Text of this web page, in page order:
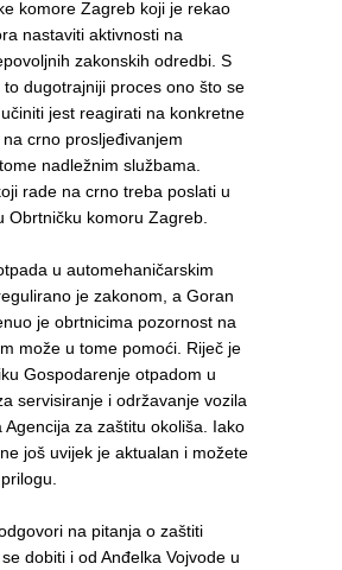
komore Zagreb koji je rekao
nastaviti aktivnosti na
zakonskih odredbi. S
dugotrajniji proces ono što se
jest reagirati na konkretne
crno prosljeđivanjem
nadležnim službama.
rade na crno treba poslati u
Obrtničku komoru Zagreb.
u automehaničarskim
je zakonom, a Goran
je obrtnicima pozornost na
može u tome pomoći. Riječ je
Gospodarenje otpadom u
servisiranje i održavanje vozila
Agencija za zaštitu okoliša. Iako
još uvijek je aktualan i možete
na pitanja o zaštiti
dobiti i od Anđelka Vojvode u